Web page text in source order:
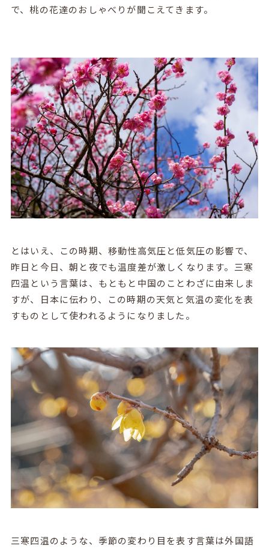
で、桃の花達のおしゃべりが聞こえてきます。
とはいえ、この時期、移動性高気圧と低気圧の影響で、
昨日と今日、朝と夜でも温度差が激しくなります。三寒
四温という言葉は、もともと中国のことわざに由来しま
すが、日本に伝わり、この時期の天気と気温の変化を表
すものとして使われるようになりました。
三寒四温のような、季節の変わり目を表す言葉は外国語